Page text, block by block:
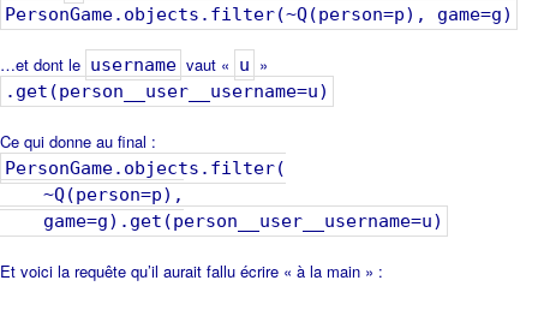
PersonGame.objects.filter(~Q(person=p), game=g)
…et dont le username vaut « u »
.get(person__user__username=u)
Ce qui donne au final :
PersonGame.objects.filter(
~Q(person=p),
game=g).get(person__user__username=u)
Et voici la requête qu’il aurait fallu écrire « à la main » :